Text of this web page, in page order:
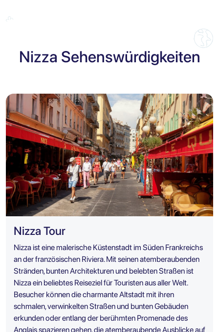
Nizza Sehenswürdigkeiten
Nizza Tour
Nizza ist eine malerische Küstenstadt im Süden Frankreichs
an der französischen Riviera. Mit seinen atemberaubenden
Stränden, bunten Architekturen und belebten Straßen ist
Nizza ein beliebtes Reiseziel für Touristen aus aller Welt.
Besucher können die charmante Altstadt mit ihren
schmalen, verwinkelten Straßen und bunten Gebäuden
erkunden oder entlang der berühmten Promenade des
Anglais spazieren gehen, die atemberaubende Ausblicke auf